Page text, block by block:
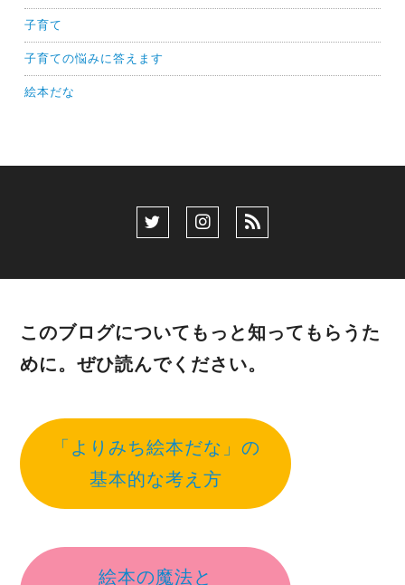
子育て
子育ての悩みに答えます
絵本だな
このブログについてもっと知ってもらうた
めに。ぜひ読んでください。
「よりみち絵本だな」の
基本的な考え方
絵本の魔法と